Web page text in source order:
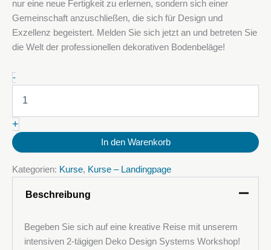
nur eine neue Fertigkeit zu erlernen, sondern sich einer
Gemeinschaft anzuschließen, die sich für Design und
Exzellenz begeistert. Melden Sie sich jetzt an und betreten Sie
die Welt der professionellen dekorativen Bodenbeläge!
-28-
29
April
Kurs
für
dekorative
Polyurethan
Böden
+
In den Warenkorb
Kategorien: Kurse, Kurse – Landingpage
Beschreibung
Begeben Sie sich auf eine kreative Reise mit unserem
intensiven 2-tägigen Deko Design Systems Workshop!